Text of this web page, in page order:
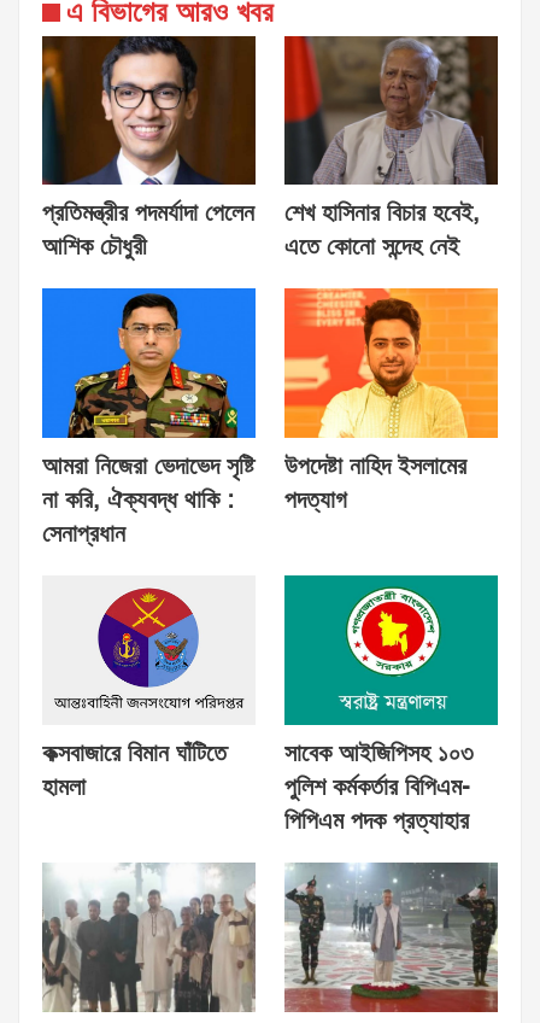
এ বিভাগের আরও খবর
প্রতিমন্ত্রীর পদমর্যাদা পেলেন
আশিক চৌধুরী
শেখ হাসিনার বিচার হবেই,
এতে কোনো সন্দেহ নেই
আমরা নিজেরা ভেদাভেদ সৃষ্টি
না করি, ঐক্যবদ্ধ থাকি :
সেনাপ্রধান
উপদেষ্টা নাহিদ ইসলামের
পদত্যাগ
কক্সবাজারে বিমান ঘাঁটিতে
হামলা
সাবেক আইজিপিসহ ১০৩
পুলিশ কর্মকর্তার বিপিএম-
পিপিএম পদক প্রত্যাহার